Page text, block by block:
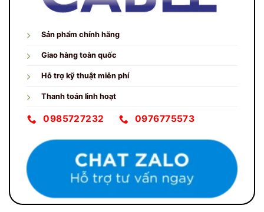
Sản phẩm chính hãng
Giao hàng toàn quốc
Hỗ trợ kỹ thuật miễn phí
Thanh toán linh hoạt
0985727232 0976775573